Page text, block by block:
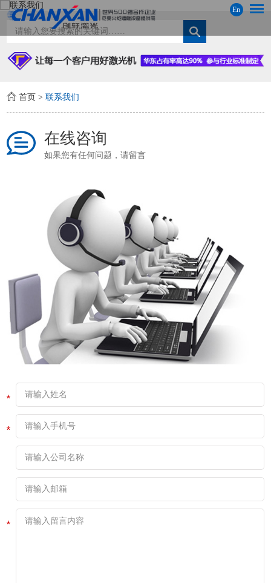
En
首页 >联系我们
在线咨询
如果您有任何问题，请留言